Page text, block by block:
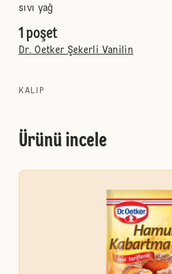
sıvı yağ
1 poşet
Dr. Oetker Şekerli Vanilin
KALIP
Ürünü incele